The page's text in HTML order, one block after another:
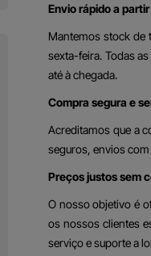
Envio rápido a
Mantemos stock de
sexta-feira. Todas
até à chegada.
Compra segura e
Acreditamos que a
seguros, envios
Preços justos sem
O nosso objetivo é
os nossos clientes
serviço e suporte a